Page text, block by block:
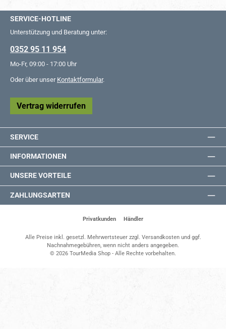
SERVICE-HOTLINE
Unterstützung und Beratung unter:
0352 95 11 954
Mo-Fr, 09:00 - 17:00 Uhr
Oder über unser Kontaktformular.
Vertrag widerrufen
SERVICE
INFORMATIONEN
UNSERE VORTEILE
ZAHLUNGSARTEN
Privatkunden Händler
Alle Preise inkl. gesetzl. Mehrwertsteuer zzgl. Versandkostenund ggf.
Nachnahmegebühren, wenn nicht anders angegeben.
© 2026 TourMedia Shop - Alle Rechte vorbehalten.